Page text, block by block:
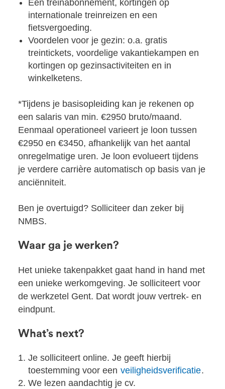
Een treinabonnement, kortingen op
internationale treinreizen en een
fietsvergoeding.
Voordelen voor je gezin: o.a. gratis
treintickets, voordelige vakantiekampen en
kortingen op gezinsactiviteiten en in
winkelketens.
*Tijdens je basisopleiding kan je rekenen op
een salaris van min. €2950 bruto/maand.
Eenmaal operationeel varieert je loon tussen
€2950 en €3450, afhankelijk van het aantal
onregelmatige uren. Je loon evolueert tijdens
je verdere carrière automatisch op basis van je
anciënniteit.
Ben je overtuigd? Solliciteer dan zeker bij
NMBS.
Waar ga je werken?
Het unieke takenpakket gaat hand in hand met
een unieke werkomgeving. Je solliciteert voor
de werkzetel Gent. Dat wordt jouw vertrek- en
eindpunt.
What’s next?
Je solliciteert online. Je geeft hierbij
toestemming voor een veiligheidsverificatie.
We lezen aandachtig je cv.